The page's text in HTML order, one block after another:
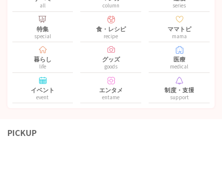
all column series
特集
special
食・レシピ
recipe
ママトピ
mama
暮らし
life
グッズ
goods
医療
medical
イベント
event
エンタメ
entame
制度・支援
support
PICKUP